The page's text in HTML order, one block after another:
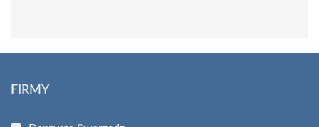
FIRMY